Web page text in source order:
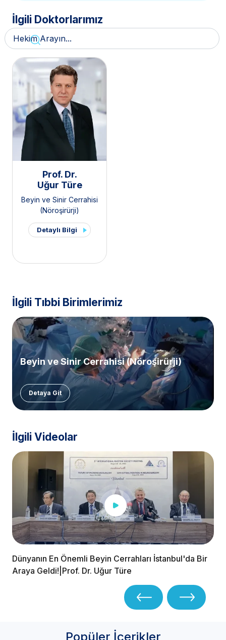
İlgili Doktorlarımız
Prof. Dr.
Uğur Türe
Beyin ve Sinir Cerrahisi
(Nöroşirürji)
Detaylı Bilgi
İlgili Tıbbi Birimlerimiz
Beyin ve Sinir Cerrahisi (Nöroşirürji)
Detaya Git
İlgili Videolar
Dünyanın En Önemli Beyin Cerrahları İstanbul'da Bir
Araya Geldi!|Prof. Dr. Uğur Türe
Popüler İçerikler